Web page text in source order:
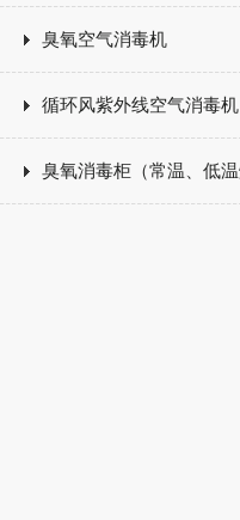
臭氧空气消毒机
循环风紫外线空气消毒机